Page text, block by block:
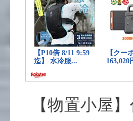
【物置小屋